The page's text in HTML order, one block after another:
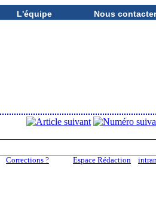
L'équipe Nous contacter
Espace Rédaction
Corrections ?